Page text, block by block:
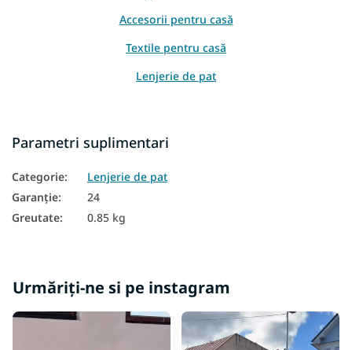
Accesorii pentru casă
Textile pentru casă
Lenjerie de pat
Parametri suplimentari
Categorie:
Lenjerie de pat
Garanţie:
24
Greutate: 0.85 kg
Urmăriți-ne si pe instagram